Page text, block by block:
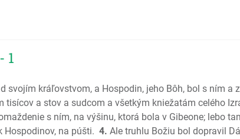
1 Kroník;
2 Kroník;
Ezdráš
Nehemiáš
1
svojím kráľovstvom, a Hospodin, jeho Bôh, bol s ním a
tisícov a stov a sudcom a všetkým kniežatám celého
s ním, na výšinu, ktorá bola v Gibeone; lebo
Hospodinov, na púšti. 4. Ale truhlu Božiu bol dopravil